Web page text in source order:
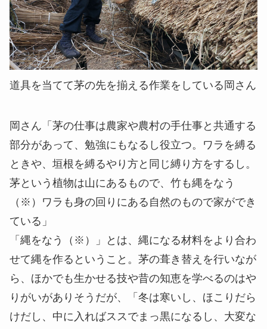
道具を当てて茅の先を揃える作業をしている岡さん
岡さん 「茅の仕事は農家や農村の手仕事と共通する
部分があって、勉強にもなるし役立つ。ワラを縛る
ときや、垣根を縛るやり方と同じ縛り方をするし。
茅という植物は山にあるもので、竹も縄をなう
（※） ワラも身の回りにある自然のもので家ができ
ている」
「縄をなう
（※）
」とは、縄になる材料をより合わ
せて縄を作るということ。茅の葺き替えを行いなが
ら、ほかでも生かせる技や昔の知恵を学べるのはや
りがいがありそうだが、「冬は寒いし、ほこりだら
けだし、中に入ればススでまっ黒になるし、大変な